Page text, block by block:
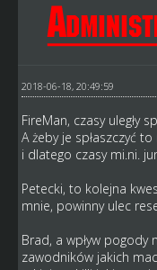
2018-06-18, 20:49:59
FireMan, czasy uległy
A żeby je spłaszczyć
i dlatego czasy mi.ni.
Petecki, to kolejna
mnie, powinny ulec
Brad, a wpływ
zawodników jakich